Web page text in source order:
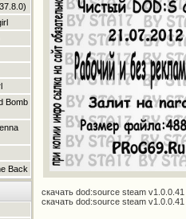
Bomb
Back
скачать dod:source steam
скачать dod:source steam